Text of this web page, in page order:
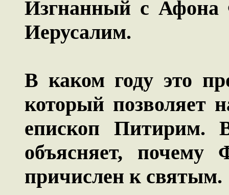
Изгнанный с Афона
Иерусалим.
В каком году это
который позволяет
епископ Питирим.
объясняет,
причислен к святым.